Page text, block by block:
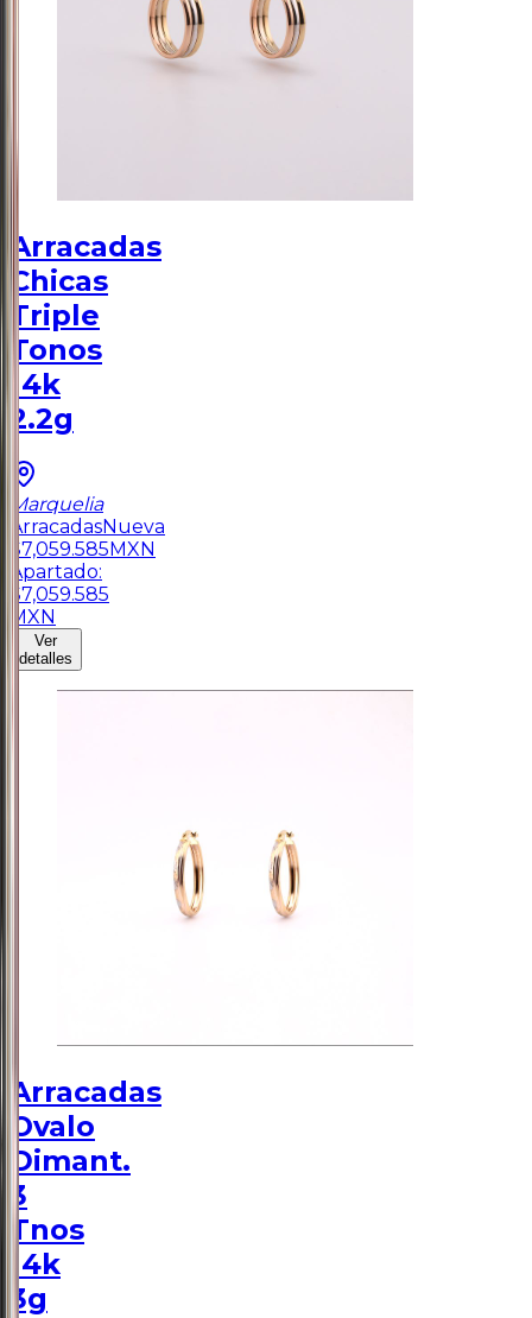
Arracadas
Chicas
Triple
Tonos
14k
2.2g
Marquelia
ArracadasNueva
$7,059.585MXN
Apartado:
$7,059.585
MXN
Ver
detalles
Arracadas
Ovalo
Dimant.
3
Tnos
14k
3g